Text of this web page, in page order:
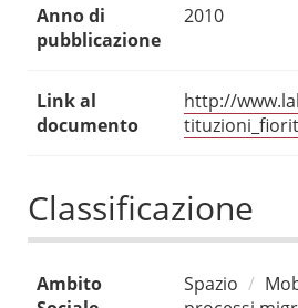
Anno di
pubblicazione
2010
Link al
documento
http://
Classificazione
Ambito
Spazio